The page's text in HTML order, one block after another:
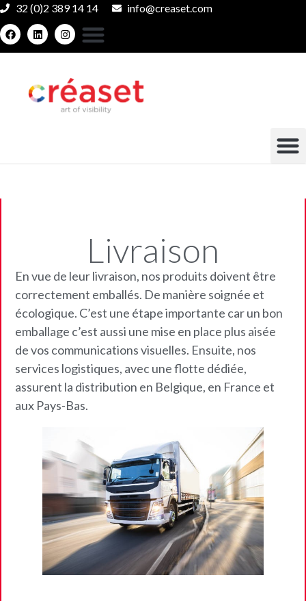
32 (0)2 389 14 14 info@creaset.com
Livraison
En vue de leur livraison, nos produits doivent être
correctement emballés. De manière soignée et
écologique. C’est une étape importante car un bon
emballage c’est aussi une mise en place plus aisée
de vos communications visuelles. Ensuite, nos
services logistiques, avec une flotte dédiée,
assurent la distribution en Belgique, en France et
aux Pays-Bas.